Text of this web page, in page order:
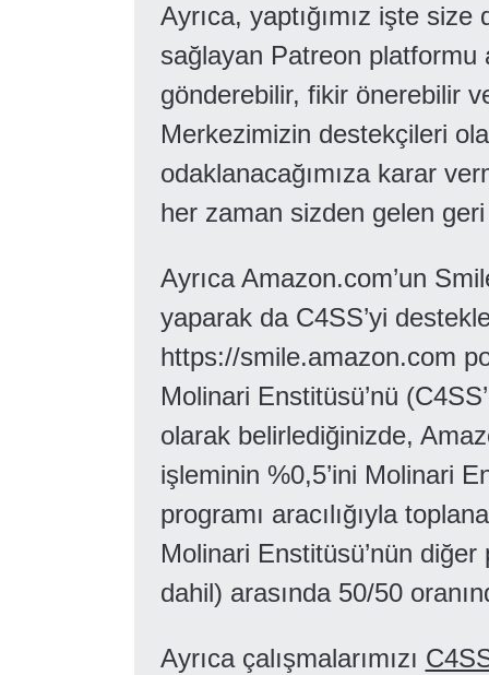
Ayrıca, yaptığımız işte
sağlayan Patreon platformu
gönderebilir, fikir önerebilir
Merkezimizin destekçileri
odaklanacağımıza karar
her zaman sizden gelen
Ayrıca Amazon.com’un
yaparak da C4SS’yi
https://smile.amazon.com
Molinari Enstitüsü’nü
olarak belirlediğinizde,
işleminin %0,5’ini Molinari
programı aracılığıyla
Molinari Enstitüsü’nün diğer
dahil) arasında 50/50
Ayrıca çalışmalarımızı